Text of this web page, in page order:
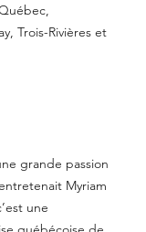
Trois-Rivières et
grande passion
Myriam
une